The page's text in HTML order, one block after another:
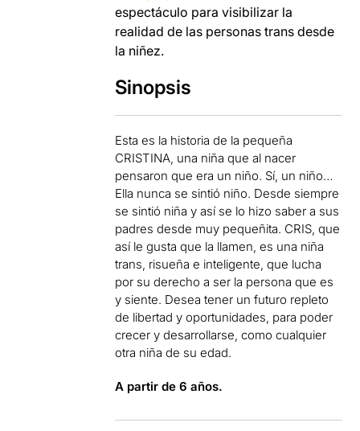
espectáculo para visibilizar la
realidad de las personas trans desde
la niñez.
Sinopsis
Esta es la historia de la pequeña
CRISTINA, una niña que al nacer
pensaron que era un niño. Sí, un niño…
Ella nunca se sintió niño. Desde siempre
se sintió niña y así se lo hizo saber a sus
padres desde muy pequeñita. CRIS, que
así le gusta que la llamen, es una niña
trans, risueña e inteligente, que lucha
por su derecho a ser la persona que es
y siente. Desea tener un futuro repleto
de libertad y oportunidades, para poder
crecer y desarrollarse, como cualquier
otra niña de su edad.
A partir de 6 años.